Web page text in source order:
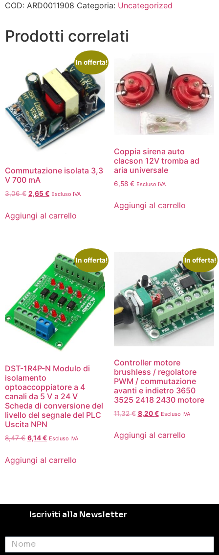
COD: ARD0011908 Categoria: Uncategorized
Prodotti correlati
In offerta!
Commutazione isolata 3,3
V 700 mA
3,06€ 2,65€ Escluso IVA
Aggiungi al carrello
Coppia sirena auto
clacson 12V tromba ad
aria universale
6,58 € Escluso IVA
Aggiungi al carrello
In offerta!
DST-1R4P-N Modulo di
isolamento
optoaccoppiatore a 4
canali da 5 V a 24 V
Scheda di conversione del
livello del segnale del PLC
Uscita NPN
8,47€ 6,14€ Escluso IVA
Aggiungi al carrello
In offerta!
Controller motore
brushless / regolatore
PWM / commutazione
avanti e indietro 3650
3525 2418 2430 motore
11,32€ 8,20€ Escluso IVA
Aggiungi al carrello
Iscriviti alla Newsletter